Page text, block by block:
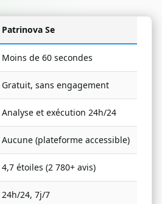
Patrinova Se
Moins de 60 secondes
Gratuit, sans engagement
Analyse et exécution 24h/24
Aucune (plateforme accessible)
4,7 étoiles (2 780+ avis)
24h/24, 7j/7